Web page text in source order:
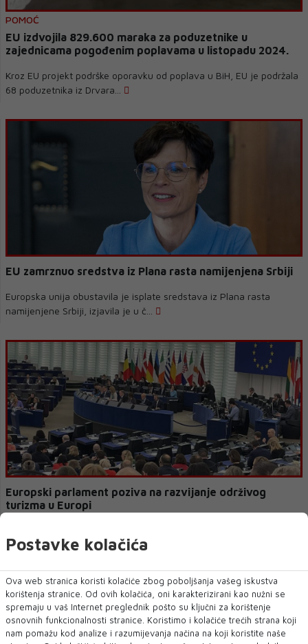
POMOĆ
EU izdvojila 829.600 maraka za poduzetnike u
zajednicama pogođenim poplavama u listopadu 2024.
Kroz EU projekt podrške oporavku od poplava u BiH, EU je podržala
68 poduzetnika iz Drvara...
EU zamrznuo sredstva iz Plana rasta namijenjena Srbiji
Europska unija obustavila je isplate sredstava iz Plana rasta
namijenjene Srbiji, izjavila je u č...
Europski parlament poziva na razvijanje održivog
turizma u Europi
turizam koji bi trebao bi sm...
Postavke kolačića
Ova web stranica koristi kolačiće zbog poboljšanja vašeg iskustva
korištenja stranice. Od ovih kolačića, oni karakterizirani kao nužni se
spremaju u vaš Internet preglednik pošto su ključni za korištenje
osnovnih funkcionalnosti stranice. Koristimo i kolačiće trećih strana koji
nam pomažu kod analize i razumijevanja načina na koji koristite naše